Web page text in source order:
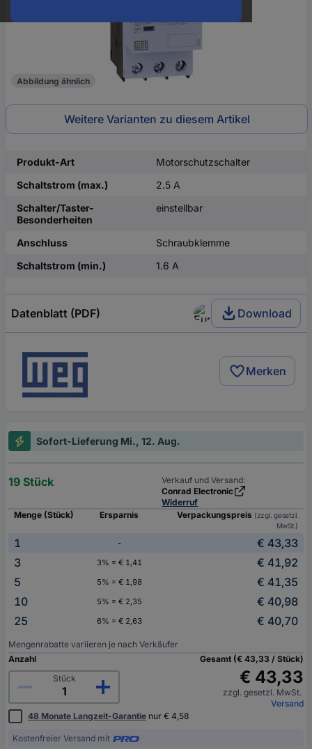
Abbildung ähnlich
Weitere Varianten zu diesem Artikel
Produkt-Art
Motorschutzschalter
Schaltstrom (max.)
2.5 A
Schalter/Taster-
Besonderheiten
einstellbar
Anschluss
Schraubklemme
Schaltstrom (min.)
1.6 A
Datenblatt (PDF) Download
Merken
Sofort-Lieferung Mi., 12. Aug.
19 Stück
Verkauf und Versand:
Conrad Electronic
Widerruf
Menge (Stück)
Ersparnis Verpackungspreis (zzgl. gesetzl.
MwSt.)
1 -
€ 43,33
3
3% = € 1,41
€ 41,92
5
5% = € 1,98
€ 41,35
10
5% = € 2,35
€ 40,98
25
6% = € 2,63 € 40,70
Mengenrabatte variieren je nach Verkäufer
Anzahl
Stück
Gesamt (€ 43,33 / Stück)
€ 43,33
zzgl. gesetzl. MwSt.
Versand
48 Monate Langzeit-Garantie nur € 4,58
Kostenfreier Versand mit